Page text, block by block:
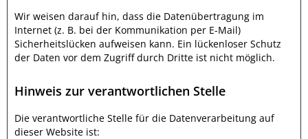
Wir weisen darauf hin, dass die Datenübertragung im
Internet (z. B. bei der Kommunikation per E-Mail)
Sicherheitslücken aufweisen kann. Ein lückenloser Schutz
der Daten vor dem Zugriff durch Dritte ist nicht möglich.
Hinweis zur verantwortlichen Stelle
Die verantwortliche Stelle für die Datenverarbeitung auf
dieser Website ist: